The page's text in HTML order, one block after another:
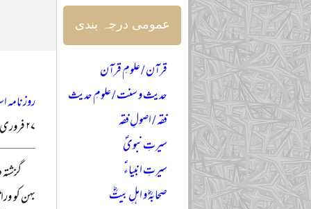
روزنامہ
۲۷ فروری ۲۰۱۵ء
عمومی درجہ بندی
قرآن / علومِ قرآن
حدیث و سنت / علومِ حدیث
فقہ / اصولِ فقہ
سیرتِ نبویؐ
سیرتِ انبیاءؑ
صحابہؓ و اہلِ بیتؓ